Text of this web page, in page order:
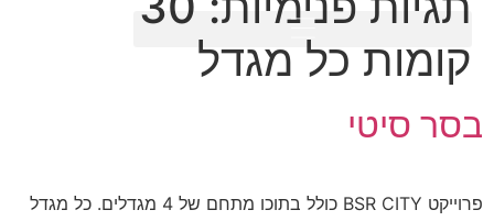
קומות כל מגדל
בסר סיטי
פרוייקט BSR CITY כולל בתוכו מתחם של 4 מגדלים. כל מגדל